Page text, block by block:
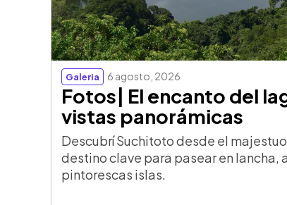
Galeria 6 agosto, 2026
Fotos| El encanto del
vistas panorámicas
Descubrí Suchitoto desde el
destino clave para pasear en lancha,
pintorescas islas.